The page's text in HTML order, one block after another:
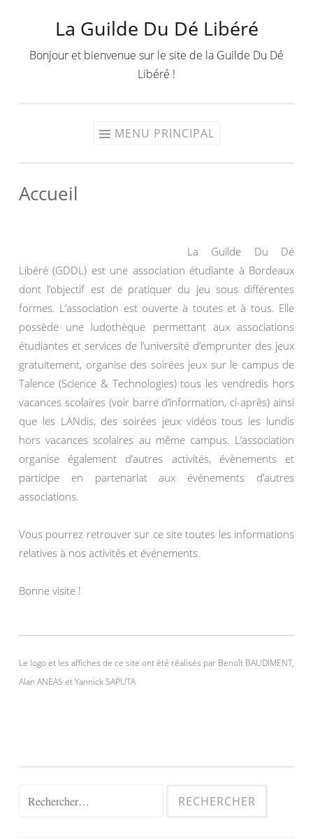
contenu
La Guilde Du Dé Libéré
Bonjour et bienvenue sur le site de la Guilde Du Dé
Libéré !
MENU PRINCIPAL
Accueil
La Guilde Du Dé
Libéré (GDDL) est une association étudiante à Bordeaux
dont l’objectif est de pratiquer du jeu sous différentes
formes. L’association est ouverte à toutes et à tous. Elle
possède une ludothèque permettant aux associations
étudiantes et services de l’université d’emprunter des jeux
gratuitement, organise des soirées jeux sur le campus de
Talence (Science & Technologies) tous les vendredis hors
vacances scolaires (voir barre d’information, ci-après) ainsi
que les LANdis, des soirées jeux vidéos tous les lundis
hors vacances scolaires au même campus. L’association
organise également d’autres activités, évènements et
participe en partenariat aux événements d’autres
associations.
Vous pourrez retrouver sur ce site toutes les informations
relatives à nos activités et événements.
Bonne visite !
Le logo et les affiches de ce site ont été réalisés par Benoît BAUDIMENT,
Alan ANEAS et Yannick SAPUTA
Rechercher :